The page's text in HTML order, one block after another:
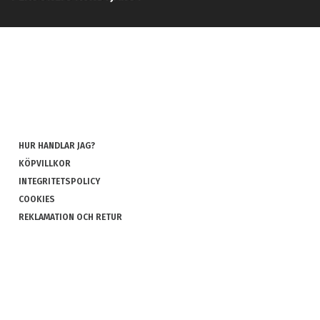
HUR HANDLAR JAG?
KÖPVILLKOR
INTEGRITETSPOLICY
COOKIES
REKLAMATION OCH RETUR